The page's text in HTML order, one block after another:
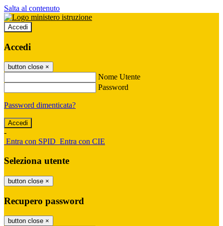
Salta al contenuto
Accedi
Accedi
button close ×
Nome Utente
Password
Password dimenticata?
-
Entra con SPID Entra con CIE
Seleziona utente
button close ×
Recupero password
button close ×